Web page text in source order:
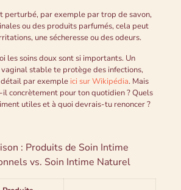
perturbé, par exemple par trop de savon,
ou des produits parfumés, cela peut
une sécheresse ou des odeurs.
les soins doux sont si importants. Un
stable te protège des infections,
par exemple ici sur Wikipédia. Mais
concrètement pour ton quotidien ? Quels
utiles et à quoi devrais-tu renoncer ?
: Produits de Soin Intime
vs. Soin Intime Naturel